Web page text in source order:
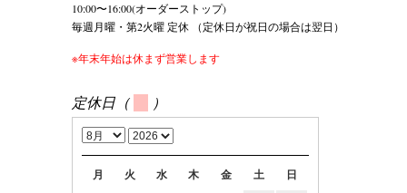
10:00〜16:00(オーダーストップ)
毎週月曜・第2火曜 定休 （定休日が祝日の場合は翌日）
※年末年始は休まず営業します
定休日（ ）
月 火 水 木 金 土 日